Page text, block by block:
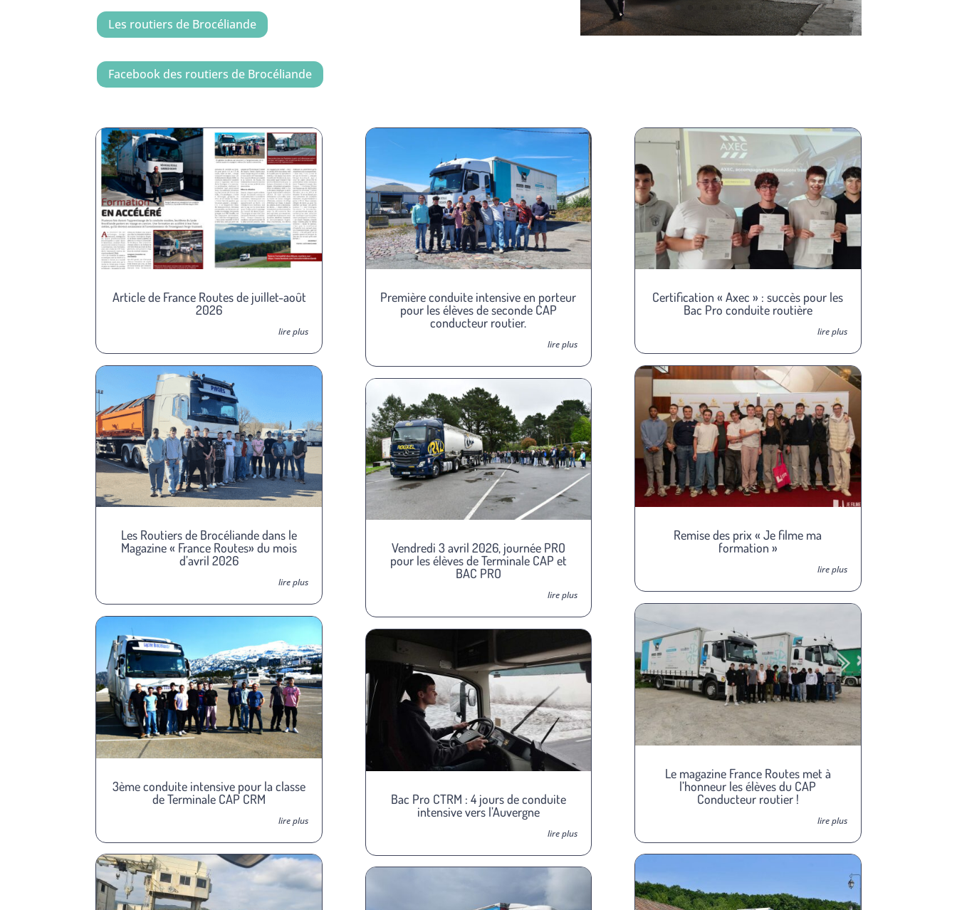
Les routiers de Brocéliande
Facebook des routiers de Brocéliande
Article de France Routes de juillet-août
2026
lire plus
Les Routiers de Brocéliande dans le
Magazine « France Routes» du mois
d’avril 2026
lire plus
3ème conduite intensive pour la classe
de Terminale CAP CRM
lire plus
Première conduite intensive en porteur
pour les élèves de seconde CAP
conducteur routier.
lire plus
Vendredi 3 avril 2026, journée PRO
pour les élèves de Terminale CAP et
BAC PRO
lire plus
Bac Pro CTRM : 4 jours de conduite
intensive vers l’Auvergne
lire plus
Certification « Axec » : succès pour les
Bac Pro conduite routière
lire plus
Remise des prix « Je filme ma
formation »
lire plus
Le magazine France Routes met à
l’honneur les élèves du CAP
Conducteur routier !
lire plus